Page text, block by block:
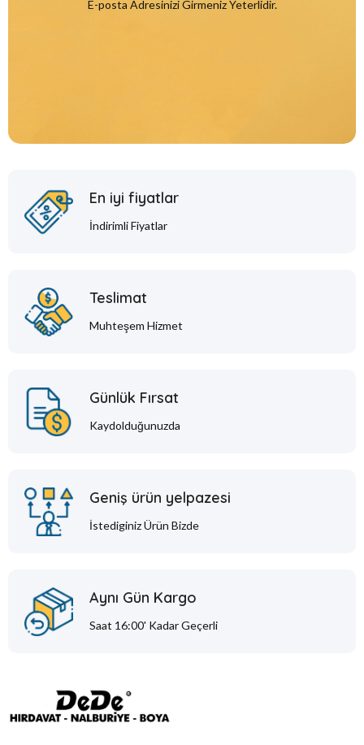
E-posta Adresinizi Girmeniz Yeterlidir.
En iyi fiyatlar
İndirimli Fiyatlar
Teslimat
Muhteşem Hizmet
Günlük Fırsat
Kaydolduğunuzda
Geniş ürün yelpazesi
İstediginiz Ürün Bizde
Aynı Gün Kargo
Saat 16:00' Kadar Geçerli